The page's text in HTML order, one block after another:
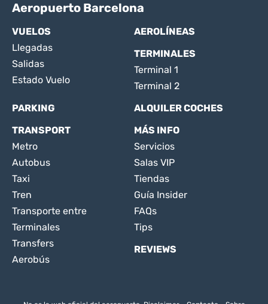
Aeropuerto Barcelona
VUELOS
Llegadas
Salidas
Estado Vuelo
AEROLÍNEAS
TERMINALES
Terminal 1
Terminal 2
PARKING
ALQUILER COCHES
TRANSPORT
Metro
Autobus
Taxi
Tren
Transporte entre
Terminales
Transfers
Aerobús
MÁS INFO
Servicios
Salas VIP
Tiendas
Guía Insider
FAQs
Tips
REVIEWS